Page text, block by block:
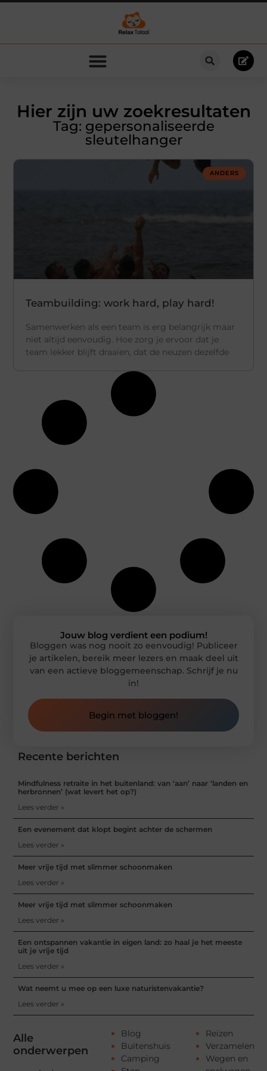
Hier zijn uw zoekresultaten
Tag: gepersonaliseerde
sleutelhanger
ANDERS
Teambuilding: work hard, play hard!
Samenwerken als een team is erg belangrijk maar
niet altijd eenvoudig. Hoe zorg je ervoor dat je
team lekker blijft draaien, dat de neuzen dezelfde
Alle
onderwerpen
Blog
Buitenshuis
Camping
Reizen
Verzamelen
Wegen en
Recente berichten
Mindfulness retraite in het buitenland: van ‘aan’ naar ‘landen en
herbronnen’ (wat levert het op?)
Lees verder »
Een evenement dat klopt begint achter de schermen
Lees verder »
Meer vrije tijd met slimmer schoonmaken
Lees verder »
Meer vrije tijd met slimmer schoonmaken
Lees verder »
Een ontspannen vakantie in eigen land: zo haal je het meeste
uit je vrije tijd
Lees verder »
Wat neemt u mee op een luxe naturistenvakantie?
Lees verder »
Jouw blog verdient een podium!
Bloggen was nog nooit zo eenvoudig! Publiceer
je artikelen, bereik meer lezers en maak deel uit
van een actieve bloggemeenschap. Schrijf je nu
in!
Begin met bloggen!